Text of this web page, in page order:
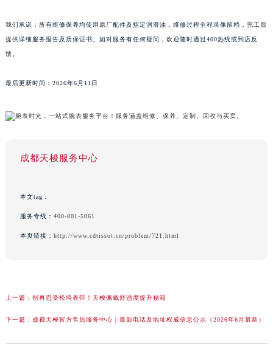
我们承诺：所有维修保养均使用原厂配件及指定润滑油，维修过程全程录像留档，完工后
提供详细服务报告及质保证书。如对服务有任何疑问，欢迎随时通过400热线或到店反
馈。
最后更新时间：2026年6月11日
成都天梭服务中心
本文tag：
服务专线： 400-801-5061
本页链接： http://www.cdtissot.cn/problem/721.html
上一篇： 别再忍受松垮表带！天梭佩戴舒适度提升秘籍
下一篇： 成都天梭官方售后服务中心｜最新电话及地址权威信息公示（2026年6月最新）